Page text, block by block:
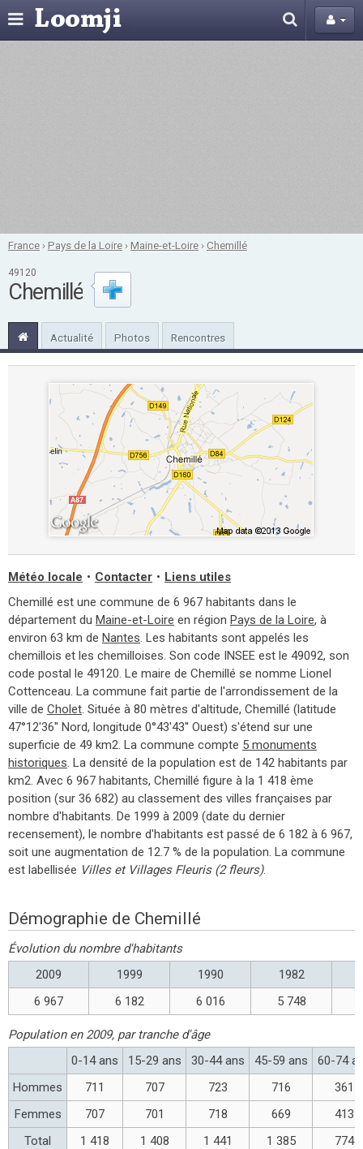
France ›Pays de la Loire ›Maine-et-Loire ›Chemillé
49120
Chemillé
Actualité Photos Rencontres
Météo locale • Contacter • Liens utiles
Chemillé est une commune de 6 967 habitants dans le
département du Maine-et-Loire en région Pays de la Loire, à
environ 63 km de Nantes. Les habitants sont appelés les
chemillois et les chemilloises. Son code INSEE est le 49092, son
code postal le 49120. Le maire de Chemillé se nomme Lionel
Cottenceau. La commune fait partie de l'arrondissement de la
ville de Cholet. Située à 80 mètres d'altitude, Chemillé (latitude
47°12'36'' Nord, longitude 0°43'43'' Ouest) s'étend sur une
superficie de 49 km2. La commune compte 5 monuments
historiques. La densité de la population est de 142 habitants par
km2. Avec 6 967 habitants, Chemillé figure à la 1 418 ème
position (sur 36 682) au classement des villes françaises par
nombre d'habitants. De 1999 à 2009 (date du dernier
recensement), le nombre d'habitants est passé de 6 182 à 6 967,
soit une augmentation de 12.7 % de la population. La commune
est labellisée Villes et Villages Fleuris (2 fleurs).
Démographie de Chemillé
Évolution du nombre d'habitants
2009
1999 1990 1982
6 967
6 182 6 016 5 748
Population en 2009, par tranche d'âge
0-14 ans
15-29 ans 30-44 ans 45-59 ans
60-74
Hommes
711 707 723 716
361
Femmes
707 701 718 669
413
Total
1 418 1 408 1 441 1 385 774